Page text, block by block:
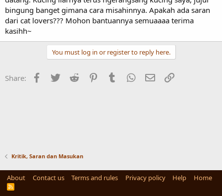
bingung banget gimana cara misahinnya. Apakah ada saran
dari cat lovers??? Mohon bantuannya semuaaaa terima
kasihh~
You must log in or register to reply here.
Share: Facebook
TwitterReddit PinterestTumblrWhatsApp
EmailLink
Kritik, Saran dan Masukan
About Contact us Terms and rules Privacy policy Help Home
R